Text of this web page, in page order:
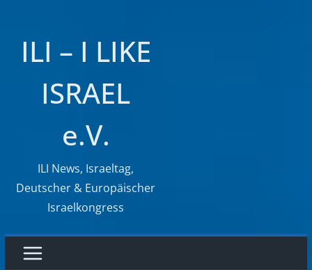
ILI – I LIKE
ISRAEL
e.V.
ILI News, Israeltag,
Deutscher & Europäischer
Israelkongress